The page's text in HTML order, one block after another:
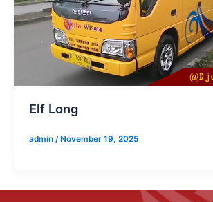
Elf Long
admin /November 19, 2025